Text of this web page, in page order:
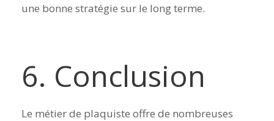
une bonne stratégie sur le long terme.
6. Conclusion
Le métier de plaquiste offre de nombreuses